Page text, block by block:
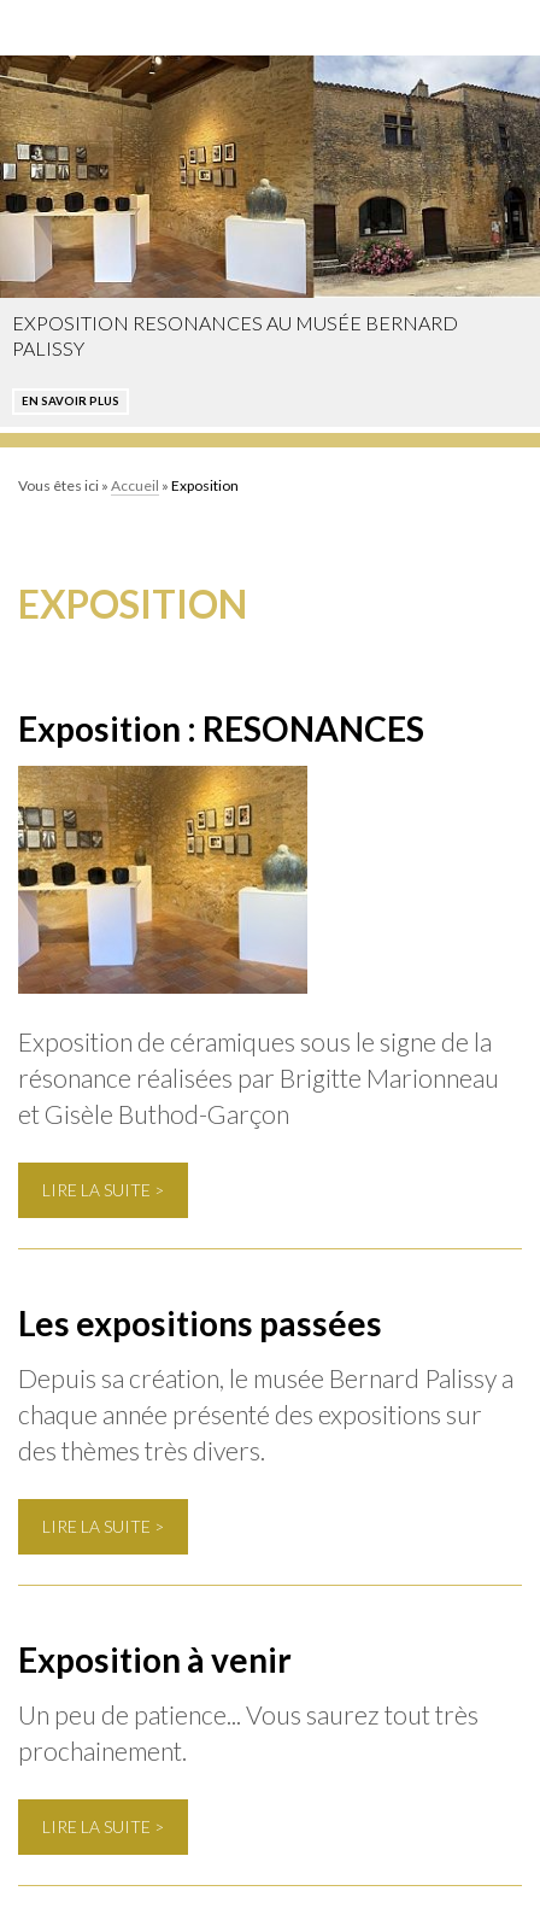
EXPOSITION RESONANCES AU MUSÉE BERNARD
PALISSY
EN SAVOIR PLUS
Vous êtes ici » Accueil » Exposition
EXPOSITION
Exposition : RESONANCES
Exposition de céramiques sous le signe de la
résonance réalisées par Brigitte Marionneau
et Gisèle Buthod-Garçon
LIRE LA SUITE >
Les expositions passées
Depuis sa création, le musée Bernard Palissy a
chaque année présenté des expositions sur
des thèmes très divers.
LIRE LA SUITE >
Exposition à venir
Un peu de patience... Vous saurez tout très
prochainement.
LIRE LA SUITE >